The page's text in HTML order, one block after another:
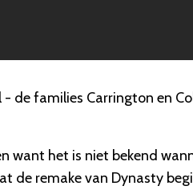
de families Carrington en
want het is niet bekend
de remake van Dynasty